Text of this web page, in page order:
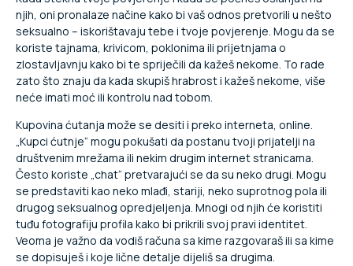
njih, oni pronalaze načine kako bi vaš odnos pretvorili u nešto
seksualno – iskorištavaju tebe i tvoje povjerenje. Mogu da se
koriste tajnama, krivicom, poklonima ili prijetnjama o
zlostavljavnju kako bi te spriječili da kažeš nekome. To rade
zato što znaju da kada skupiš hrabrost i kažeš nekome, više
neće imati moć ili kontrolu nad tobom.
Kupovina ćutanja može se desiti i preko interneta, online.
„Kupci ćutnje“ mogu pokušati da postanu tvoji prijatelji na
društvenim mrežama ili nekim drugim internet stranicama.
Često koriste „chat“ pretvarajući se da su neko drugi. Mogu
se predstaviti kao neko mlađi, stariji, neko suprotnog pola ili
drugog seksualnog opredjeljenja. Mnogi od njih će koristiti
tuđu fotografiju profila kako bi prikrili svoj pravi identitet.
Veoma je važno da vodiš računa sa kime razgovaraš ili sa kime
se dopisuješ i koje lične detalje dijeliš sa drugima.